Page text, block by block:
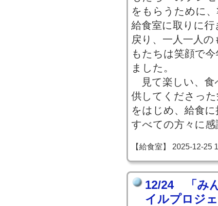
をもらうために
給食室に取りに
戻り、一人一人
もたちは笑顔で
ました。
見て楽しい、食
供してくださっ
をはじめ、給食
すべての方々に
【給食室】 2025-12-25
12/24 「み
イルプロジ